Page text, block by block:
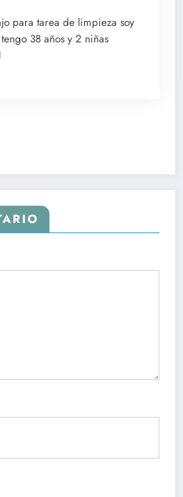
para tarea de limpieza soy
38 años y 2 niñas